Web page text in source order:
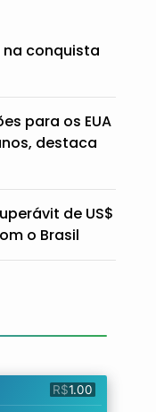
na conquista
para os EUA
destaca
de US$
o Brasil